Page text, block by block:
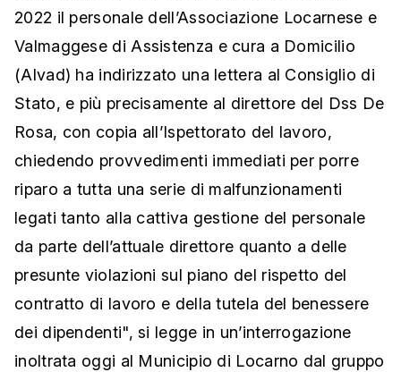
2022 il personale dell’Associazione Locarnese e
Valmaggese di Assistenza e cura a Domicilio
(Alvad) ha indirizzato una lettera al Consiglio di
Stato, e più precisamente al direttore del Dss De
Rosa, con copia all’Ispettorato del lavoro,
chiedendo provvedimenti immediati per porre
riparo a tutta una serie di malfunzionamenti
legati tanto alla cattiva gestione del personale
da parte dell’attuale direttore quanto a delle
presunte violazioni sul piano del rispetto del
contratto di lavoro e della tutela del benessere
dei dipendenti", si legge in un’interrogazione
inoltrata oggi al Municipio di Locarno dal gruppo